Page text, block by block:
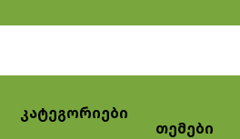
კატეგორიები
თემები